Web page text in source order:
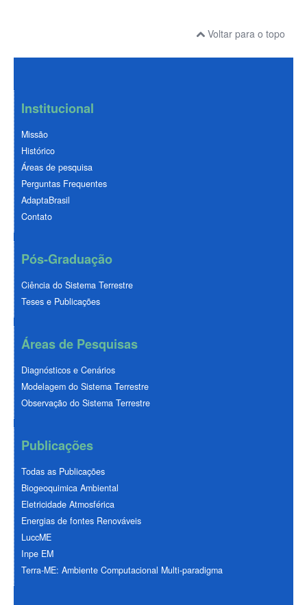
Voltar para o topo
Institucional
Missão
Histórico
Áreas de pesquisa
Perguntas Frequentes
AdaptaBrasil
Contato
Pós-Graduação
Ciência do Sistema Terrestre
Teses e Publicações
Áreas de Pesquisas
Diagnósticos e Cenários
Modelagem do Sistema Terrestre
Observação do Sistema Terrestre
Publicações
Todas as Publicações
Biogeoquimica Ambiental
Eletricidade Atmosférica
Energias de fontes Renováveis
LuccME
Inpe EM
Terra-ME: Ambiente Computacional Multi-paradigma